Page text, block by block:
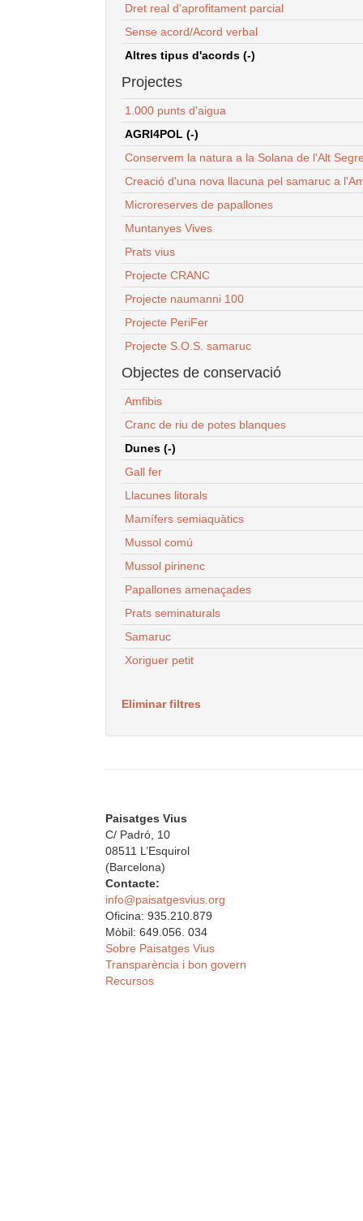
Dret real d'aprofitament parcial
Sense acord/Acord verbal
Altres tipus d'acords (-)
Projectes
1.000 punts d'aigua
AGRI4POL (-)
Conservem la natura a la Solana de l'Alt
Creació d'una nova llacuna pel samaruc a
Microreserves de papallones
Muntanyes Vives
Prats vius
Projecte CRANC
Projecte naumanni 100
Projecte PeriFer
Projecte S.O.S. samaruc
Objectes de conservació
Amfibis
Cranc de riu de potes blanques
Dunes (-)
Gall fer
Llacunes litorals
Mamífers semiaquàtics
Mussol comú
Mussol pirinenc
Papallones amenaçades
Prats seminaturals
Samaruc
Xoriguer petit
Eliminar filtres
Paisatges Vius
C/ Padró, 10
08511 L’Esquirol
(Barcelona)
Contacte:
info@paisatgesvius.org
Oficina: 935.210.879
Mòbil: 649.056. 034
Sobre Paisatges Vius
Transparència i bon govern
Recursos